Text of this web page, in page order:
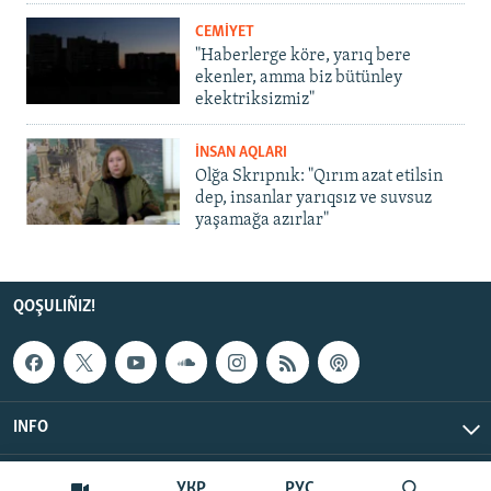
CEMİYET
"Haberlerge köre, yarıq bere
ekenler, amma biz bütünley
ekektriksizmiz"
İNSAN AQLARI
Olğa Skrıpnık: "Qırım azat etilsin
dep, insanlar yarıqsız ve suvsuz
yaşamağa azırlar"
QOŞULIÑIZ!
INFO
© Qırım.Aqiqat, 2026 | All Rights Reserved.